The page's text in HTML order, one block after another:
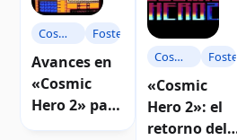
Cosmic
Foster
Avances en
«Cosmic
Hero 2» para
Cosmic
Hero
Foster
«Cosmic
Hero 2»: el
retorno del